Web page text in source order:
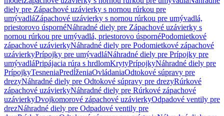
diely pre Zápachové uzávierky s nornou rúrkou pre
umývadláZápachové uzávierky s nornou rúrkou pre umývadlá,
priestorovo úspornéNáhradné diely pre Zápachové uzávierky s
nornou rúrkou pre umývadlá, priestorovo úspornéPodomietkové
zápachové uzávierkyNáhradné diely pre Podomietkové zápachové
uzávierkyPrípojky pre umývadláNáhradné diely pre Prípojky pre
umývadláPripájacia rúra s hrdlomKrytyPrípojkyNáhradné diely pre
PrípojkyTesneniaPredĺženiaOvládaniaOdtokové súpravy pre
drezyNáhradné diely pre Odtokové súpravy pre drezyRúrkové
zápachové uzávierkyNáhradné diely pre Rúrkové zápachové
uzávierkyDvojkomorové zápachové uzávierkyOdpadové ventily pre
drezNáhradné diely pre Odpadové ventily pre